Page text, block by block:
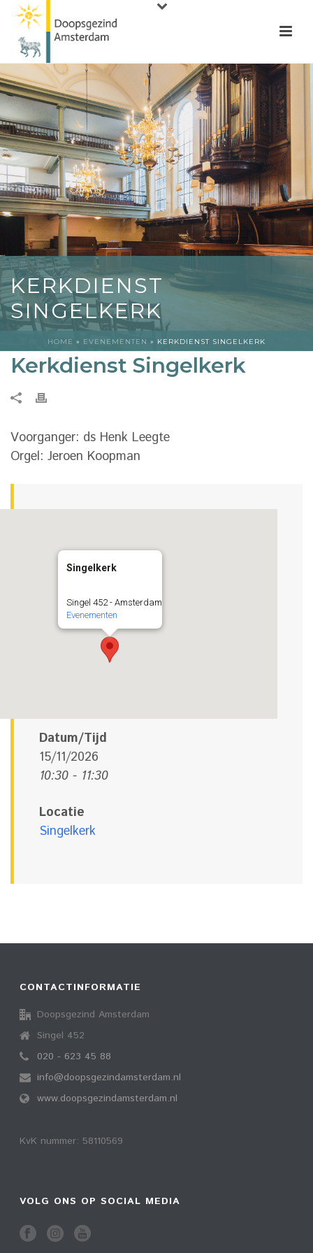
KERKDIENST
SINGELKERK
HOME » EVENEMENTEN » KERKDIENST SINGELKERK
Kerkdienst Singelkerk
Voorganger: ds Henk Leegte
Orgel: Jeroen Koopman
Singelkerk
Singel 452 - Amsterdam
Evenementen
Datum/Tijd
15/11/2026
10:30 - 11:30
Locatie
Singelkerk
CONTACTINFORMATIE
Doopsgezind Amsterdam
Singel 452
020 - 623 45 88
info@doopsgezindamsterdam.nl
www.doopsgezindamsterdam.nl
KvK nummer: 58110569
VOLG ONS OP SOCIAL MEDIA